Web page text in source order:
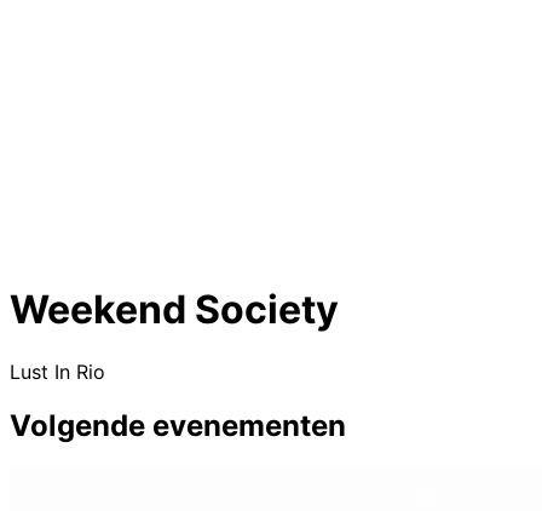
Weekend Society
Lust In Rio
Volgende evenementen